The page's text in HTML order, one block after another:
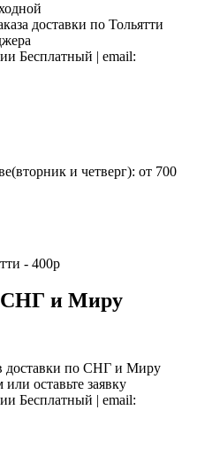
доставки по Тольятти
Бесплатный | email:
и четверг): от 700
- 400р
СНГ и Миру
доставки по СНГ и Миру
оставьте заявку
Бесплатный | email: